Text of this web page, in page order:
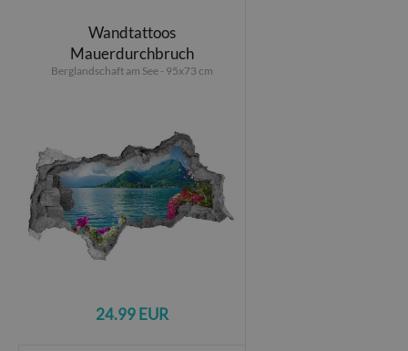
Wandtattoos
Mauerdurchbruch
Berglandschaft am See - 95x73 cm
24.99 EUR